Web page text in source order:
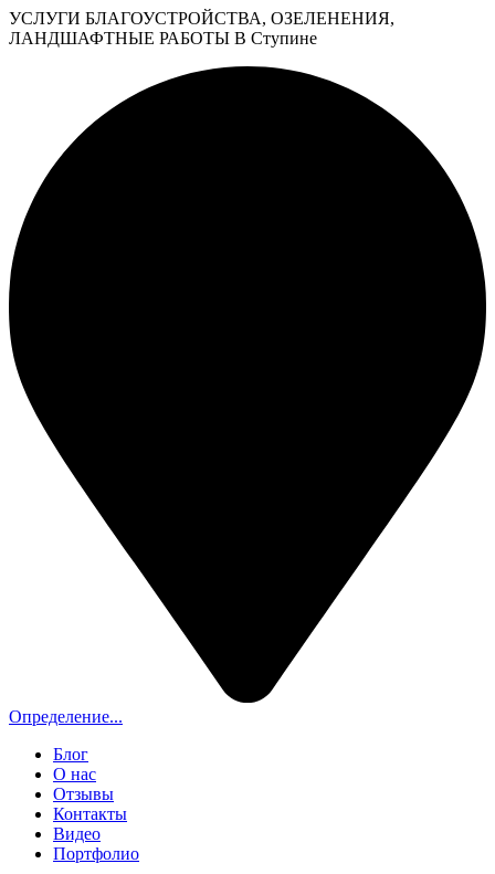
УСЛУГИ БЛАГОУСТРОЙСТВА, ОЗЕЛЕНЕНИЯ,
ЛАНДШАФТНЫЕ РАБОТЫ В Ступине
Определение...
Блог
О нас
Отзывы
Контакты
Видео
Портфолио